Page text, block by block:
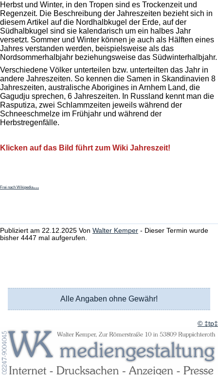
Herbst und Winter, in den Tropen sind es Trockenzeit und
Regenzeit. Die Beschreibung der Jahreszeiten bezieht sich in
diesem Artikel auf die Nordhalbkugel der Erde, auf der
Südhalbkugel sind sie kalendarisch um ein halbes Jahr
versetzt. Sommer und Winter können je auch als Hälften eines
Jahres verstanden werden, beispielsweise als das
Nordsommerhalbjahr beziehungsweise das Südwinterhalbjahr.
Verschiedene Völker unterteilen bzw. unterteilten das Jahr in
andere Jahreszeiten. So kennen die Samen in Skandinavien 8
Jahreszeiten, australische Aborigines in Arnhem Land, die
Gagudju sprechen, 6 Jahreszeiten. In Russland kennt man die
Rasputiza, zwei Schlammzeiten jeweils während der
Schneeschmelze im Frühjahr und während der
Herbstregenfälle.
Klicken auf das Bild führt zum Wiki Jahreszeit!
Frei nach Wikipedia...
Publiziert am 22.12.2025 Von Walter Kemper - Dieser Termin wurde
bisher 4447 mal aufgerufen.
Alle Angaben ohne Gewähr!
© ‡tp‡